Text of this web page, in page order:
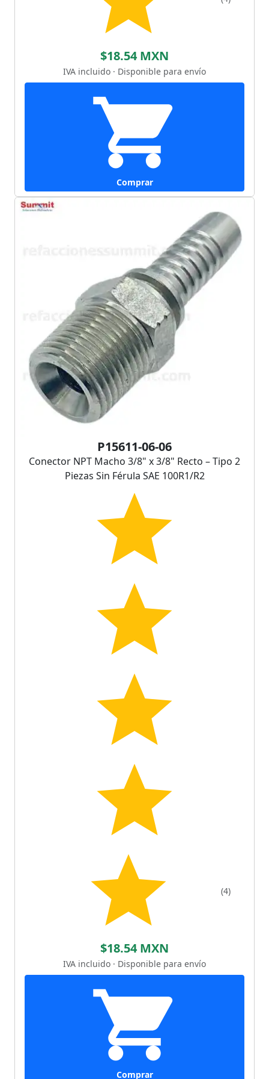
$18.54 MXN
IVA incluido · Disponible para envío
Comprar
P15611-06-06
Conector NPT Macho 3/8" x 3/8" Recto – Tipo 2
Piezas Sin Férula SAE 100R1/R2
(4)
$18.54 MXN
IVA incluido · Disponible para envío
Comprar